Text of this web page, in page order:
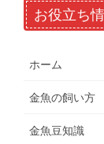
お役立ち
ホーム
金魚の飼い方
金魚豆知識